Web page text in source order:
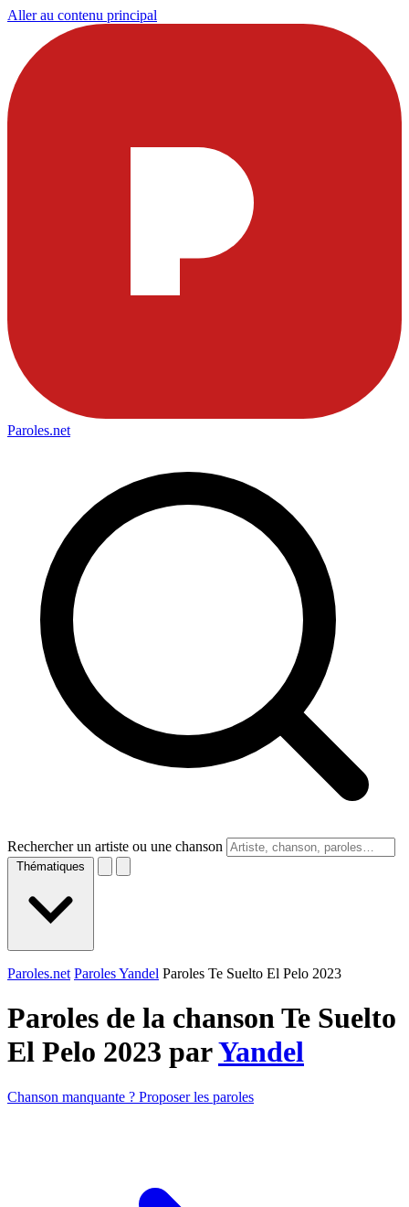
Aller au contenu principal
Paroles.net
Rechercher un artiste ou une chanson
Thématiques
Paroles.net Paroles Yandel Paroles Te Suelto El Pelo 2023
Paroles de la chanson Te Suelto
El Pelo 2023 parYandel
Chanson manquante ? Proposer les paroles